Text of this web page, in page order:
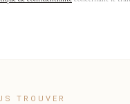
TROUVER